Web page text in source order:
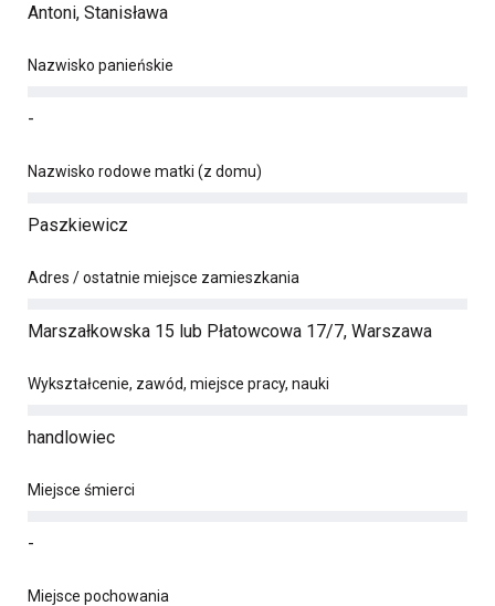
Antoni, Stanisława
Nazwisko panieńskie
-
Nazwisko rodowe matki (z domu)
Paszkiewicz
Adres / ostatnie miejsce zamieszkania
Marszałkowska 15 lub Płatowcowa 17/7, Warszawa
Wykształcenie, zawód, miejsce pracy, nauki
handlowiec
Miejsce śmierci
-
Miejsce pochowania